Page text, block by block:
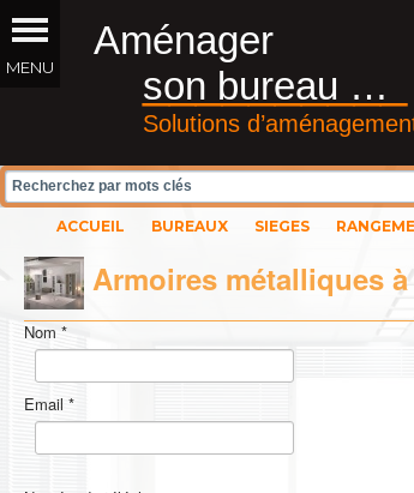
Aménager
son bureau …
Solutions
__________
ACCUEIL BUREAUX SIEGES
Armoires métalliques
Nom *
Email *